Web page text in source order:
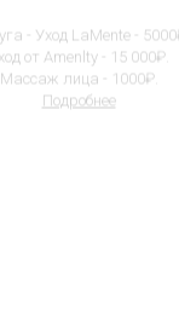
- Уход LaMente -
от Amenlty - 15 000₽.
Массаж лица - 1000₽.
Подробнее